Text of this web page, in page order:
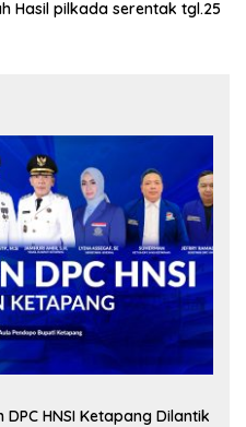
Hasil pilkada serentak tgl.25
HNSI Ketapang Dilantik